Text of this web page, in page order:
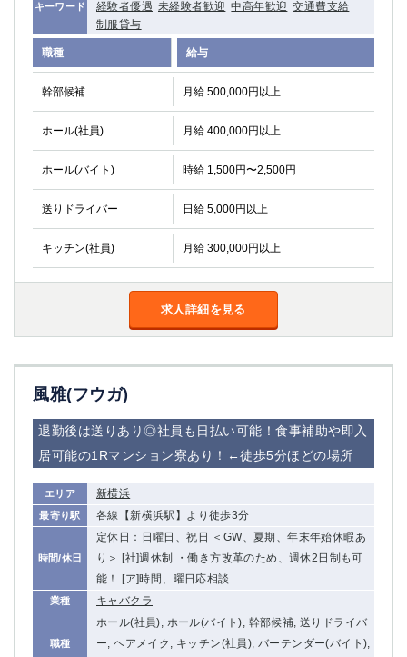
キーワード
経験者優遇 未経験者歓迎 中高年歓迎 交通費支給
制服貸与
職種 給与
幹部候補 月給 500,000円以上
ホール(社員) 月給 400,000円以上
ホール(バイト) 時給 1,500円〜2,500円
送りドライバー 日給 5,000円以上
キッチン(社員) 月給 300,000円以上
求人詳細を見る
風雅(フウガ)
退勤後は送りあり◎社員も日払い可能！食事補助や即入
居可能の1Rマンション寮あり！←徒歩5分ほどの場所
エリア 新横浜
最寄り駅 各線【新横浜駅】より徒歩3分
時間/休日
定休日：日曜日、祝日 ＜GW、夏期、年末年始休暇あ
り＞ [社]週休制 ・働き方改革のため、週休2日制も可
能！ [ア]時間、曜日応相談
業種 キャバクラ
職種
ホール(社員), ホール(バイト), 幹部候補, 送りドライバ
ー, ヘアメイク, キッチン(社員), バーテンダー(バイト),